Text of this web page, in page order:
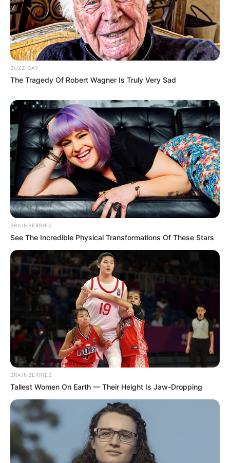
BUZZ DAY
The Tragedy Of Robert Wagner Is Truly Very Sad
BRAINBERRIES
See The Incredible Physical Transformations Of These Stars
BRAINBERRIES
Tallest Women On Earth — Their Height Is Jaw-Dropping